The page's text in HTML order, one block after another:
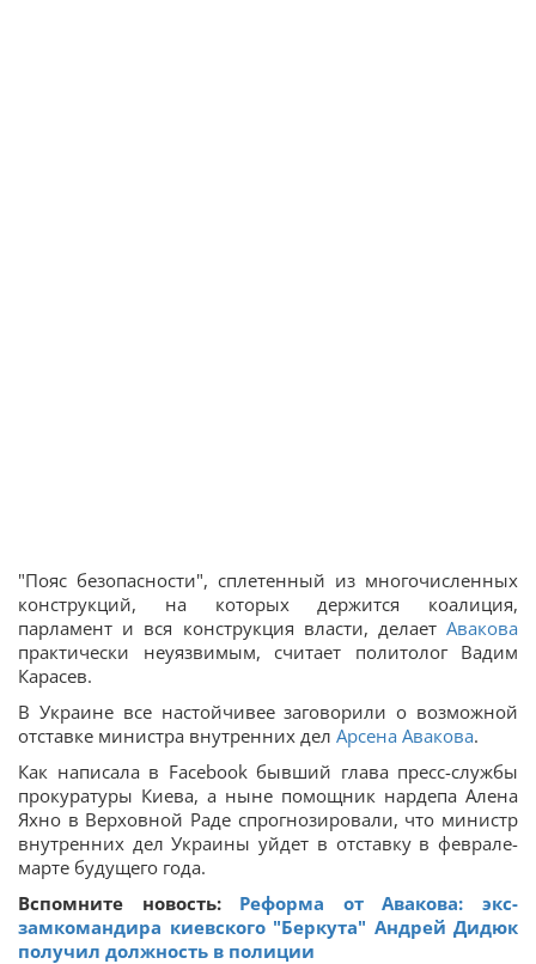
"Пояс безопасности", сплетенный из многочисленных
конструкций, на которых держится коалиция,
парламент и вся конструкция власти, делает Авакова
практически неуязвимым, считает политолог Вадим
Карасев.
В Украине все настойчивее заговорили о возможной
отставке министра внутренних дел Арсена Авакова.
Как написала в Facebook бывший глава пресс-службы
прокуратуры Киева, а ныне помощник нардепа Алена
Яхно в Верховной Раде спрогнозировали, что министр
внутренних дел Украины уйдет в отставку в феврале-
марте будущего года.
Вспомните новость: Реформа от Авакова: экс-
замкомандира киевского "Беркута" Андрей Дидюк
получил должность в полиции